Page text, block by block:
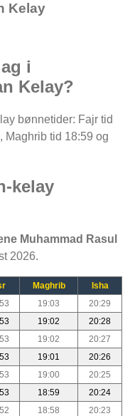
Kelay
i
Kelay?
bønnetider: Fajr tid
Maghrib tid 18:59 og
kelay
Muhammad Rasul
2026.
Maghrib
Isha
19:03
20:29
19:02
20:28
19:02
20:27
19:01
20:26
19:00
20:25
18:59
20:24
18:58
20:23